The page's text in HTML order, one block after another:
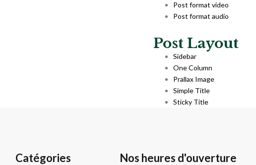
Post format video
Post format audio
Post Layout
Sidebar
One Column
Prallax Image
Simple Title
Sticky Title
Catégories Nos heures d'ouverture